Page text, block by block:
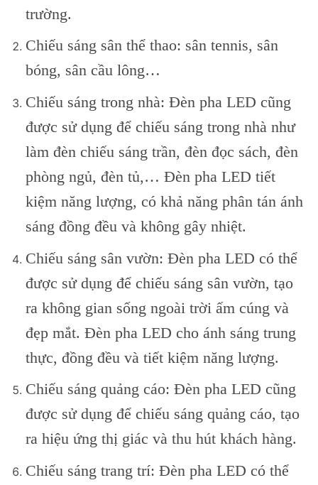
trường.
Chiếu sáng sân thể thao: sân tennis, sân
bóng, sân cầu lông…
Chiếu sáng trong nhà: Đèn pha LED cũng
được sử dụng để chiếu sáng trong nhà như
làm đèn chiếu sáng trần, đèn đọc sách, đèn
phòng ngủ, đèn tủ,… Đèn pha LED tiết
kiệm năng lượng, có khả năng phân tán ánh
sáng đồng đều và không gây nhiệt.
Chiếu sáng sân vườn: Đèn pha LED có thể
được sử dụng để chiếu sáng sân vườn, tạo
ra không gian sống ngoài trời ấm cúng và
đẹp mắt. Đèn pha LED cho ánh sáng trung
thực, đồng đều và tiết kiệm năng lượng.
Chiếu sáng quảng cáo: Đèn pha LED cũng
được sử dụng để chiếu sáng quảng cáo, tạo
ra hiệu ứng thị giác và thu hút khách hàng.
Chiếu sáng trang trí: Đèn pha LED có thể